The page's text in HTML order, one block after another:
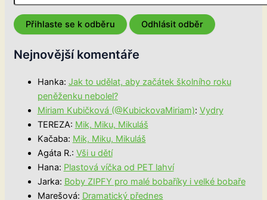
Nejnovější komentáře
Hanka: Jak to udělat, aby začátek školního roku
peněženku nebolel?
Miriam Kubičková (@KubickovaMiriam): Vydry
TEREZA: Mik, Miku, Mikuláš
Kačaba: Mik, Miku, Mikuláš
Agáta R.: Vši u dětí
Hana: Plastová víčka od PET lahví
Jarka: Boby ZIPFY pro malé bobaříky i velké bobaře
Marešová: Dramatický přednes